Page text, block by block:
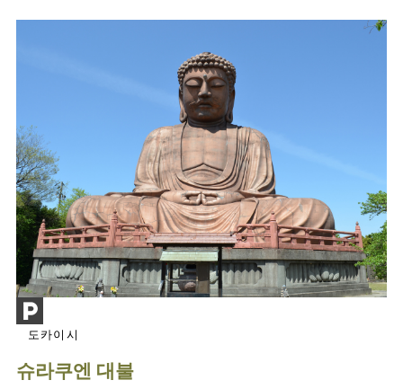
도카이시
슈라쿠엔 대불